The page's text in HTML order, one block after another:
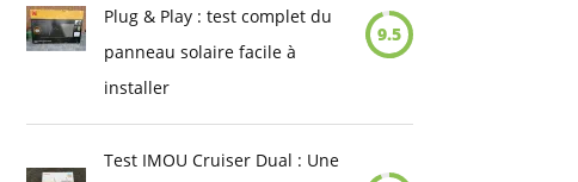
Plug & Play : test complet du
panneau solaire facile à
installer
9.5
Test IMOU Cruiser Dual : Une